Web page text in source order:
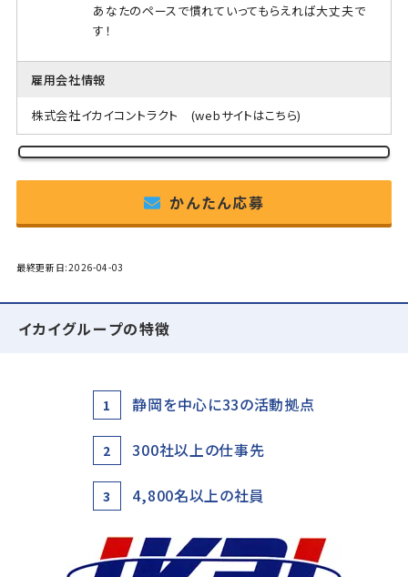
あなたのペースで慣れていってもらえれば大丈夫で
す！
雇用会社情報
株式会社イカイコントラクト (webサイトはこちら)
かんたん応募
最終更新日:2026-04-03
イカイグループの特徴
1 静岡を中心に33の活動拠点
2 300社以上の仕事先
3 4,800名以上の社員